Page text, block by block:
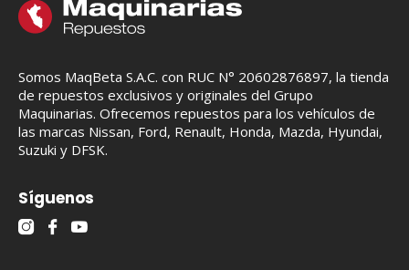
Somos MaqBeta S.A.C. con RUC N° 20602876897, la tienda
de repuestos exclusivos y originales del Grupo
Maquinarias. Ofrecemos repuestos para los vehículos de
las marcas Nissan, Ford, Renault, Honda, Mazda, Hyundai,
Suzuki y DFSK.
Síguenos